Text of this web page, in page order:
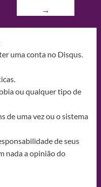
→
uma conta no Disqus.
ou qualquer tipo de
de uma vez ou o sistema
de seus
nada a opinião do